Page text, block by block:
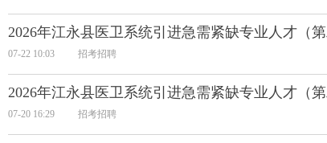
2026年江永县医卫系统引进急需紧缺专业人才（
07-22 10:03 招考招聘
2026年江永县医卫系统引进急需紧缺专业人才（
07-20 16:29 招考招聘